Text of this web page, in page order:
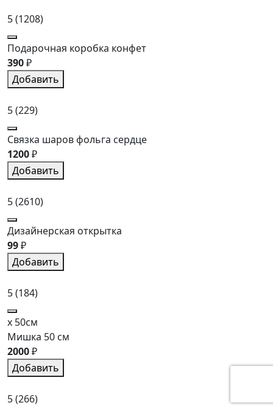
5(1208)
Подарочная коробка конфет
390₽
Добавить
5(229)
Связка шаров фольга сердце
1200₽
Добавить
5(2610)
Дизайнерская открытка
99₽
Добавить
5(184)
x 50см
Мишка 50 см
2000₽
Добавить
5(266)